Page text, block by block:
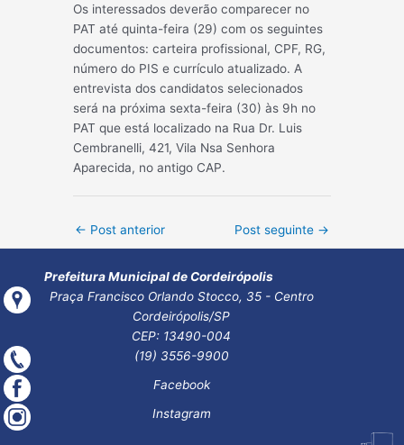
Os interessados deverão comparecer no
PAT até quinta-feira (29) com os seguintes
documentos: carteira profissional, CPF, RG,
número do PIS e currículo atualizado. A
entrevista dos candidatos selecionados
será na próxima sexta-feira (30) às 9h no
PAT que está localizado na Rua Dr. Luis
Cembranelli, 421, Vila Nsa Senhora
Aparecida, no antigo CAP.
Post
← Post anterior Post seguinte →
Prefeitura Municipal de Cordeirópolis
Praça Francisco Orlando Stocco, 35 - Centro
Cordeirópolis/SP
CEP: 13490-004
(19) 3556-9900
Facebook
Instagram